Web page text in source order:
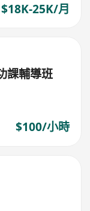
$18K-25K/月
課輔導班
$100/小時